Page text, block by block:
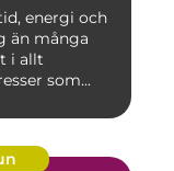
energi och
än många
i allt
som...